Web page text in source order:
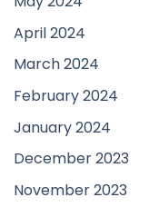
April 2024
March 2024
February 2024
January 2024
December 2023
November 2023